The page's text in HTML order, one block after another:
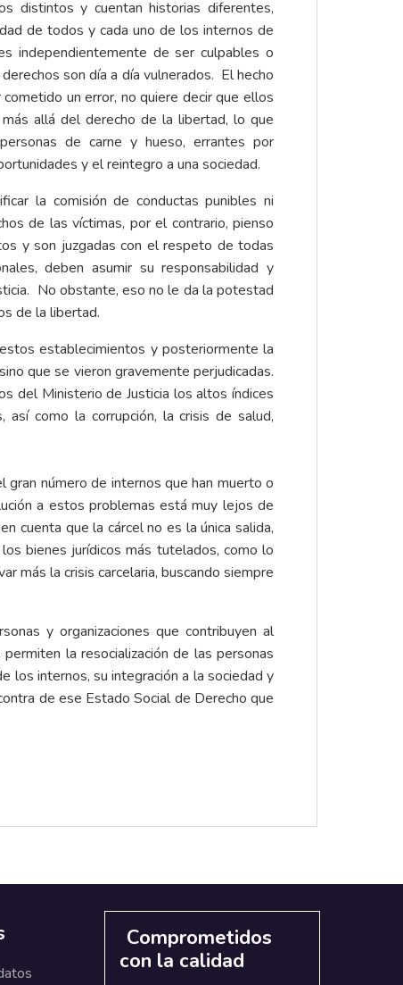
distintos y cuentan historias diferentes,
de todos y cada uno de los internos de
independientemente de ser culpables o
son día a día vulnerados. El hecho
un error, no quiere decir que ellos
allá del derecho de la libertad, lo que
de carne y hueso, errantes por
y el reintegro a una sociedad.
la comisión de conductas punibles ni
de las víctimas, por el contrario, pienso
y son juzgadas con el respeto de todas
deben asumir su responsabilidad y
No obstante, eso no le da la potestad
de la libertad.
establecimientos y posteriormente la
que se vieron gravemente perjudicadas.
del Ministerio de Justicia los altos índices
así como la corrupción, la crisis de salud,
número de internos que han muerto o
a estos problemas está muy lejos de
cuenta que la cárcel no es la única salida,
bienes jurídicos más tutelados, como lo
más la crisis carcelaria, buscando siempre
y organizaciones que contribuyen al
la resocialización de las personas
los internos, su integración a la sociedad y
de ese Estado Social de Derecho que
Comprometidos
con la calidad